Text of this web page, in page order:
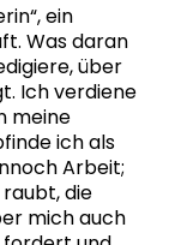
ein
Was daran
über
Ich verdiene
meine
ich als
Arbeit;
die
mich auch